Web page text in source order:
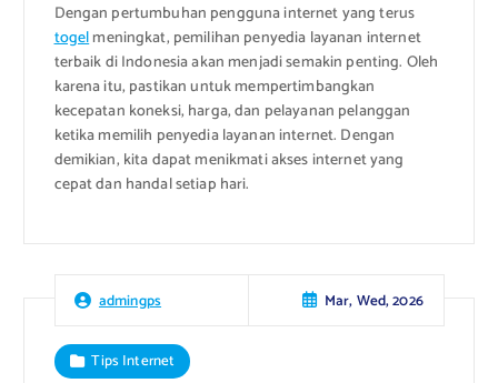
Dengan pertumbuhan pengguna internet yang terus
togelmeningkat, pemilihan penyedia layanan internet
terbaik di Indonesia akan menjadi semakin penting. Oleh
karena itu, pastikan untuk mempertimbangkan
kecepatan koneksi, harga, dan pelayanan pelanggan
ketika memilih penyedia layanan internet. Dengan
demikian, kita dapat menikmati akses internet yang
cepat dan handal setiap hari.
admingps Mar, Wed, 2026
Tips Internet